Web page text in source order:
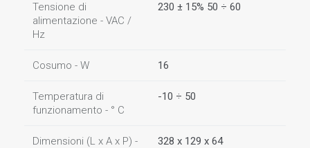
Tensione di
alimentazione - VAC /
Hz
230 ± 15% 50 ÷ 60
Cosumo - W 16
Temperatura di
funzionamento - ° C
-10 ÷ 50
Dimensioni (L x A x P) -
328 x 129 x 64